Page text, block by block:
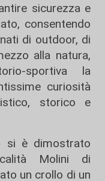
sicurezza e
consentendo
di outdoor, di
alla natura,
sportiva la
curiosità
storico e
si è dimostrato
Molini di
un crollo di un